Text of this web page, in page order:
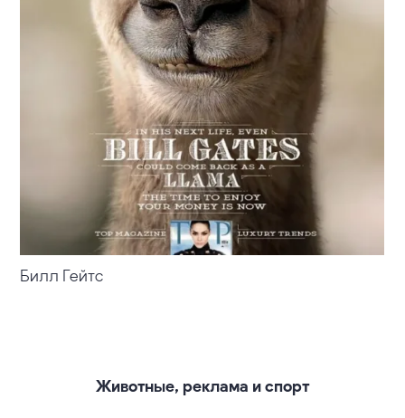
Билл Гейтс
Животные, реклама и спорт